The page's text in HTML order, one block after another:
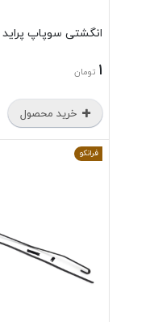
انگشتی سوپاپ پراید 1_2 فرانکو
1 تومان
خرید محصول
فرانکو